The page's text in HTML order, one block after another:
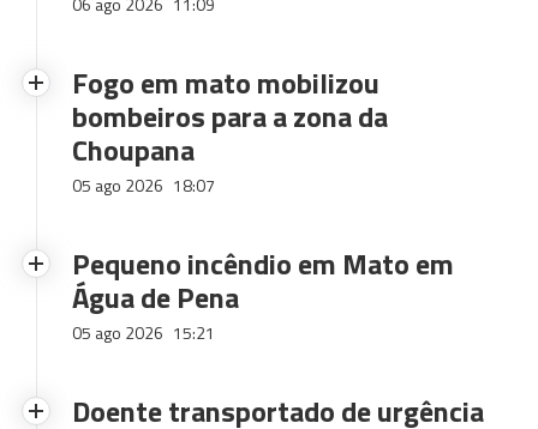
Fogo em mato mobilizou
bombeiros para a zona da
Choupana
05 ago 2026 18:07
Pequeno incêndio em Mato em
Água de Pena
05 ago 2026 15:21
Doente transportado de urgência